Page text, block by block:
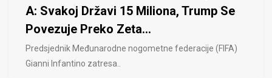
A: Svakoj Državi 15 Miliona, Trump Se
Povezuje Preko Zeta...
Predsjednik Međunarodne nogometne federacije (FIFA)
Gianni Infantino zatresa..